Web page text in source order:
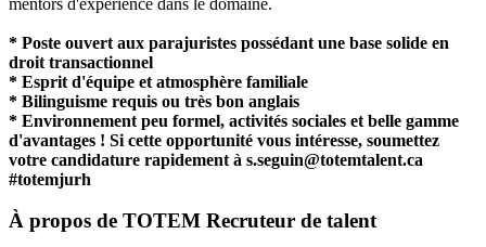
* Poste ouvert aux parajuristes possédant une base solide en
droit transactionnel
* Esprit d'équipe et atmosphère familiale
* Bilinguisme requis ou très bon anglais
* Environnement peu formel, activités sociales et belle gamme
d'avantages ! Si cette opportunité vous intéresse, soumettez
votre candidature rapidement à s.seguin@totemtalent.ca
#totemjurh
À propos de TOTEM Recruteur de talent